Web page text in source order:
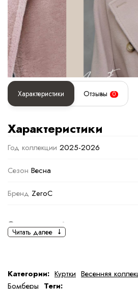
Характеристики Отзывы 0
Характеристики
Год коллекции 2025-2026
Сезон Весна
Бренд ZeroC
Основная информация
Ткань Полиэстер
Читать далее
Категории: Куртки Весенняя
Бомберы Теги: